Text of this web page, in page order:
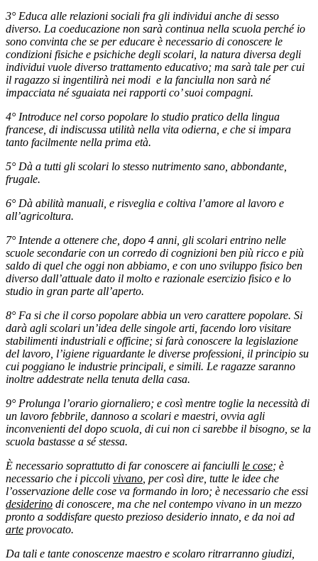
3° Educa alle relazioni sociali fra gli individui anche di sesso
diverso. La coeducazione non sarà continua nella scuola perché io
sono convinta che se per educare è necessario di conoscere le
condizioni fisiche e psichiche degli scolari, la natura diversa degli
individui vuole diverso trattamento educativo; ma sarà tale per cui
il ragazzo si ingentilirà nei modi e la fanciulla non sarà né
impacciata né sguaiata nei rapporti co’ suoi compagni.
4° Introduce nel corso popolare lo studio pratico della lingua
francese, di indiscussa utilità nella vita odierna, e che si impara
tanto facilmente nella prima età.
5° Dà a tutti gli scolari lo stesso nutrimento sano, abbondante,
frugale.
6° Dà abilità manuali, e risveglia e coltiva l’amore al lavoro e
all’agricoltura.
7° Intende a ottenere che, dopo 4 anni, gli scolari entrino nelle
scuole secondarie con un corredo di cognizioni ben più ricco e più
saldo di quel che oggi non abbiamo, e con uno sviluppo fisico ben
diverso dall’attuale dato il molto e razionale esercizio fisico e lo
studio in gran parte all’aperto.
8° Fa si che il corso popolare abbia un vero carattere popolare. Si
darà agli scolari un’idea delle singole arti, facendo loro visitare
stabilimenti industriali e officine; si farà conoscere la legislazione
del lavoro, l’igiene riguardante le diverse professioni, il principio su
cui poggiano le industrie principali, e simili. Le ragazze saranno
inoltre addestrate nella tenuta della casa.
9° Prolunga l’orario giornaliero; e così mentre toglie la necessità di
un lavoro febbrile, dannoso a scolari e maestri, ovvia agli
inconvenienti del dopo scuola, di cui non ci sarebbe il bisogno, se la
scuola bastasse a sé stessa.
È necessario soprattutto di far conoscere ai fanciulli le cose; è
necessario che i piccoli vivano , per così dire, tutte le idee che
l’osservazione delle cose va formando in loro; è necessario che essi
desiderino di conoscere, ma che nel contempo vivano in un mezzo
pronto a soddisfare questo prezioso desiderio innato, e da noi ad
arte provocato.
Da tali e tante conoscenze maestro e scolaro ritrarranno giudizi,